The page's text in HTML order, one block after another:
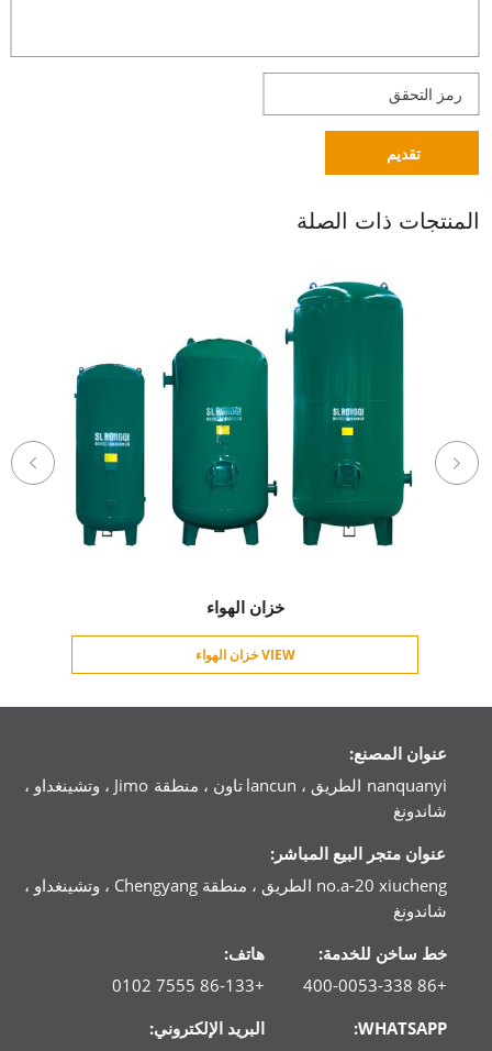
تقديم
المنتجات ذات الصلة
خزان الهواء
VIEW خزان الهواء
عنوان المصنع:
nanquanyi الطريق ، lancun تاون ، منطقة Jimo ، وتشينغداو ،
شاندونغ
عنوان متجر البيع المباشر:
no.a-20 xiucheng الطريق ، منطقة Chengyang ، وتشينغداو ،
شاندونغ
خط ساخن للخدمة:
+86 400-0053-338
هاتف:
+86-133 7555 0102
WHATSAPP:
البريد الإلكتروني: